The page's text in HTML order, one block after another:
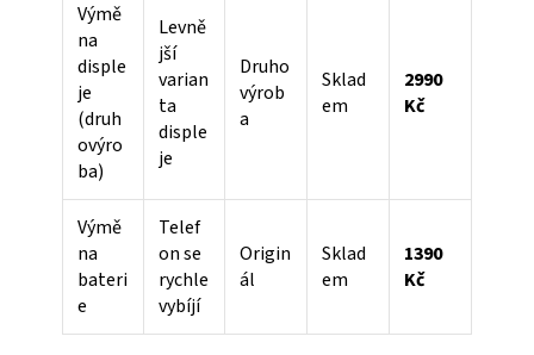
Výmě
na
disple
je
(druh
ovýro
ba)
Levně
jší
varian
ta
disple
je
Druho
výrob
a
Sklad
em
2990
Kč
Výmě
na
bateri
e
Telef
on se
rychle
vybíjí
Origin
ál
Sklad
em
1390
Kč